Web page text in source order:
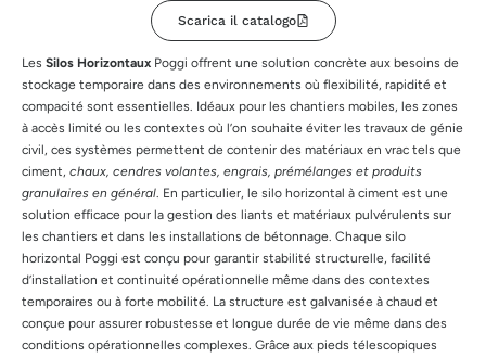
Scarica il catalogo
Les Silos Horizontaux Poggi offrent une solution concrète aux besoins de
stockage temporaire dans des environnements où flexibilité, rapidité et
compacité sont essentielles. Idéaux pour les chantiers mobiles, les zones
à accès limité ou les contextes où l’on souhaite éviter les travaux de génie
civil, ces systèmes permettent de contenir des matériaux en vrac tels que
ciment, chaux, cendres volantes, engrais, prémélanges et produits
granulaires en général. En particulier, le silo horizontal à ciment est une
solution efficace pour la gestion des liants et matériaux pulvérulents sur
les chantiers et dans les installations de bétonnage. Chaque silo
horizontal Poggi est conçu pour garantir stabilité structurelle, facilité
d’installation et continuité opérationnelle même dans des contextes
temporaires ou à forte mobilité. La structure est galvanisée à chaud et
conçue pour assurer robustesse et longue durée de vie même dans des
conditions opérationnelles complexes. Grâce aux pieds télescopiques